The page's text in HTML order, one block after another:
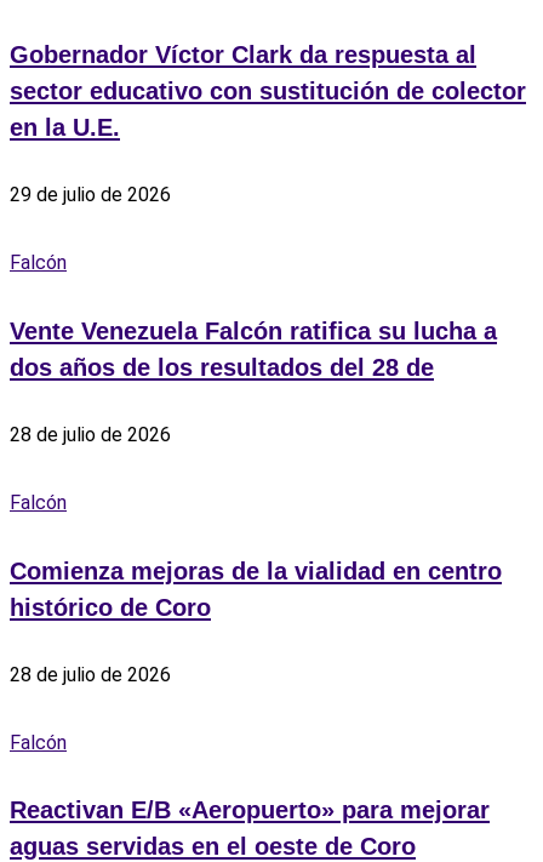
Gobernador Víctor Clark da respuesta al
sector educativo con sustitución de colector
en la U.E.
29 de julio de 2026
Falcón
Vente Venezuela Falcón ratifica su lucha a
dos años de los resultados del 28 de
28 de julio de 2026
Falcón
Comienza mejoras de la vialidad en centro
histórico de Coro
28 de julio de 2026
Falcón
Reactivan E/B «Aeropuerto» para mejorar
aguas servidas en el oeste de Coro